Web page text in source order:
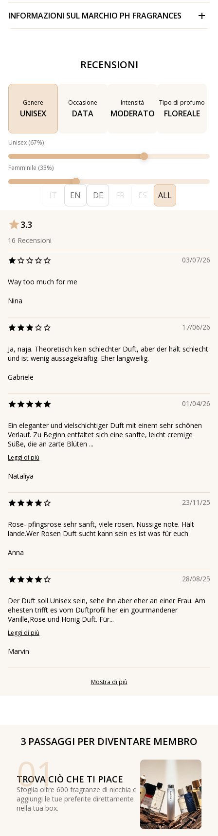
INFORMAZIONI SUL MARCHIO PH FRAGRANCES
RECENSIONI
Genere
UNISEX
Occasione
DATA
Intensità
MODERATO
Tipo di profumo
FLOREALE
Unisex (67%)
Femminile (33%)
IT EN DE FR ES ALL
3.3
16 Recensioni
03/07/26
Way too much for me
Nina
17/06/26
Ja, naja. Theoretisch kein schlechter Duft, aber der hält schlecht
und ist wenig aussagekräftig. Eher langweilig.
Gabriele
01/04/26
Ein eleganter und vielschichtiger Duft mit einem sehr schönen
Verlauf. Zu Beginn entfaltet sich eine sanfte, leicht cremige
Süße, die an zarte Blüten ...
Leggi di più
Nataliya
23/11/25
Rose- pfingsrose sehr sanft, viele rosen. Nussige note. Hält
lande.Wer Rosen Duft sucht kann sein es ist was für euch
Anna
28/08/25
Der Duft soll Unisex sein, sehe ihn aber eher an einer Frau. Am
ehesten trifft es vom Duftprofil her ein gourmandener
Vanille,Rose und Honig Duft. Für...
Leggi di più
Marvin
Mostra di più
3 PASSAGGI PER DIVENTARE MEMBRO
01
TROVA CIÒ CHE TI PIACE
Sfoglia oltre 600 fragranze di nicchia e
aggiungi le tue preferite direttamente
nella tua box.